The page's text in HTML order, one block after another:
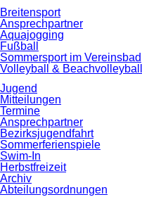
Breitensport
Ansprechpartner
Aquajogging
Fußball
Sommersport im Vereinsbad
Volleyball & Beachvolleyball
Jugend
Mitteilungen
Termine
Ansprechpartner
Bezirksjugendfahrt
Sommerferienspiele
Swim-In
Herbstfreizeit
Archiv
Abteilungsordnungen